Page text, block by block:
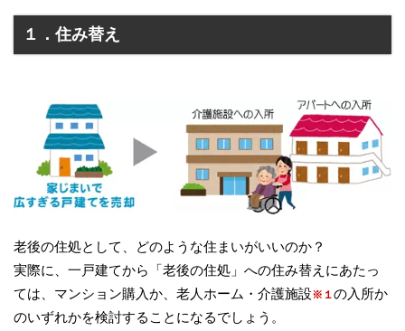
１．住み替え
老後の住処として、どのような住まいがいいのか？
実際に、一戸建てから「老後の住処」への住み替えにあたっ
ては、マンション購入か、老人ホーム・介護施設※１の入所か
のいずれかを検討することになるでしょう。